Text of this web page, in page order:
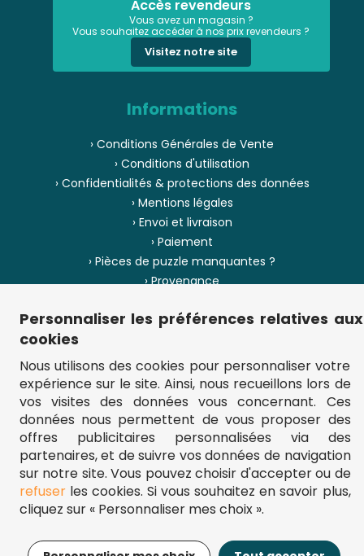
Accès revendeurs
Vous avez un magasin ?
Vous souhaitez accéder à nos prix revendeurs ?
Visitez notre site
Informations
› Conditions Générales de Vente
› Conditions d'utilisation
› Confidentialités & protections des données
› Mentions légales
› Envoi et livraison
› Paiement
› Pièces de puzzle manquantes ?
› Provenance
› Plan du site
** Frais d'envoi = 6,95 € (France) / gratuit à partir de 45 €.
fou-de-puzzle.com : le site référence pour acheter des puzzles de
qualité à bon prix.
© Fou-de-puzzle.com 2011 - 2026
Personnaliser les préférences relatives aux
cookies
Nous utilisons des cookies pour personnaliser votre
expérience sur le site. Ainsi, nous recueillons lors de
vos visites des données vous concernant. Ces
données nous permettent de vous proposer des
offres publicitaires personnalisées via des
partenaires, et de suivre vos données de navigation
sur notre site. Vous pouvez choisir d'accepter ou de
refuserles cookies. Si vous souhaitez en savoir plus,
cliquez sur « Personnaliser mes choix ».